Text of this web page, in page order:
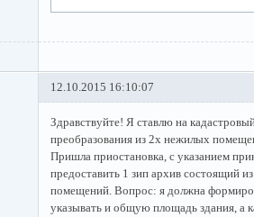
12.10.2015 16:10:07
Здравствуйте! Я ставлю на
преобразования из 2х нежилых
Пришла приостановка, с указанием
предоставить 1 зип архив состоящий
помещений. Вопрос: я должна
указывать и общую площадь здания, а